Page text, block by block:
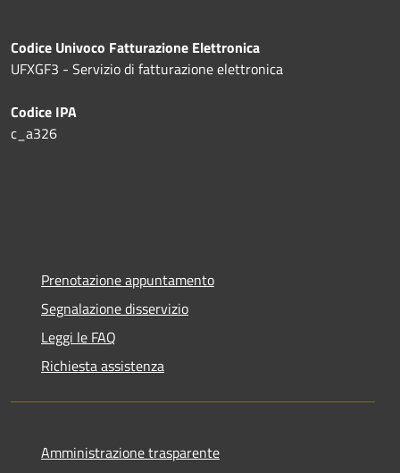
Codice Univoco Fatturazione Elettronica
UFXGF3 - Servizio di fatturazione elettronica
Codice IPA
c_a326
Prenotazione appuntamento
Segnalazione disservizio
Leggi le FAQ
Richiesta assistenza
Amministrazione trasparente